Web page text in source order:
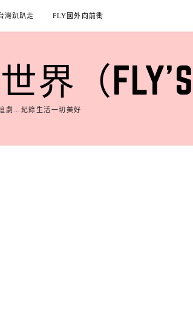
灣趴趴走 FLY國外向前衝
（FLY'S
劇…紀錄生活一切美好